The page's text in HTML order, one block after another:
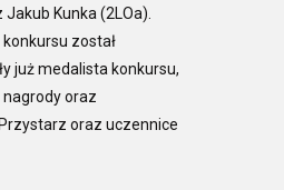
Kunka (2LOa).
został
już medalista konkursu,
nagrody oraz
oraz uczennice